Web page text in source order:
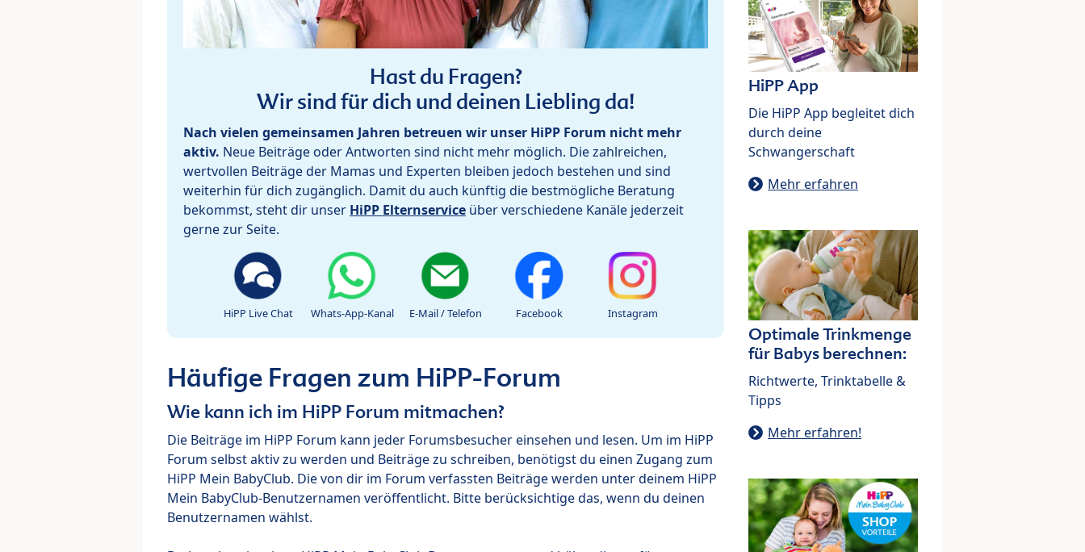
Hast du Fragen?
Wir sind für dich und deinen Liebling da!
Nach vielen gemeinsamen Jahren betreuen wir unser HiPP Forum nicht mehr
aktiv. Neue Beiträge oder Antworten sind nicht mehr möglich. Die zahlreichen,
wertvollen Beiträge der Mamas und Experten bleiben jedoch bestehen und sind
weiterhin für dich zugänglich. Damit du auch künftig die bestmögliche Beratung
bekommst, steht dir unser HiPP Elternservice über verschiedene Kanäle jederzeit
gerne zur Seite.
HiPP Live Chat Whats-App-Kanal E-Mail / Telefon Facebook Instagram
Häufige Fragen zum HiPP-Forum
Wie kann ich im HiPP Forum mitmachen?
Die Beiträge im HiPP Forum kann jeder Forumsbesucher einsehen und lesen. Um im HiPP
Forum selbst aktiv zu werden und Beiträge zu schreiben, benötigst du einen Zugang zum
HiPP Mein BabyClub. Die von dir im Forum verfassten Beiträge werden unter deinem HiPP
Mein BabyClub-Benutzernamen veröffentlicht. Bitte berücksichtige das, wenn du deinen
Benutzernamen wählst.
HiPP App
Die HiPP App begleitet dich
durch deine
Schwangerschaft
Mehr erfahren
Optimale Trinkmenge
für Babys berechnen:
Richtwerte, Trinktabelle &
Tipps
Mehr erfahren!